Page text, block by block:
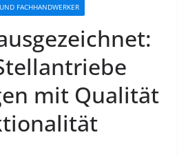
FACHHANDWERKER
mit Qualität